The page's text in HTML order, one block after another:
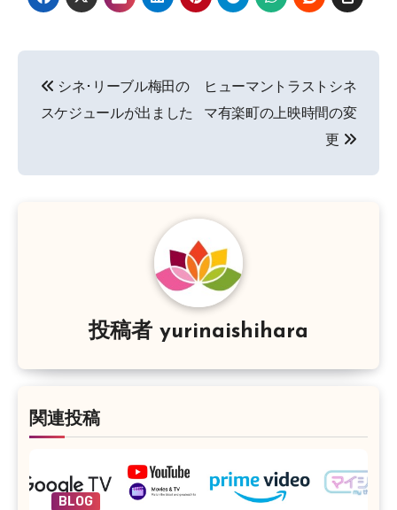
稿
ビ
シネ･リーブル梅田の
スケジュールが出ました
ヒューマントラストシネ
マ有楽町の上映時間の変
更
投稿者 yurinaishihara
関連投稿
BLOG